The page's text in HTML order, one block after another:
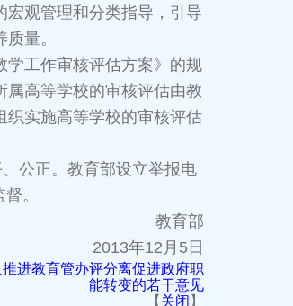
宏观管理和分类指导，引导
量。
工作审核评估方案》的规
属高等学校的审核评估由教
织实施高等学校的审核评估
公正。教育部设立举报电
。
教育部
2013年12月5日
进教育管办评分离促进政府职
能转变的若干意见
【 关闭 】